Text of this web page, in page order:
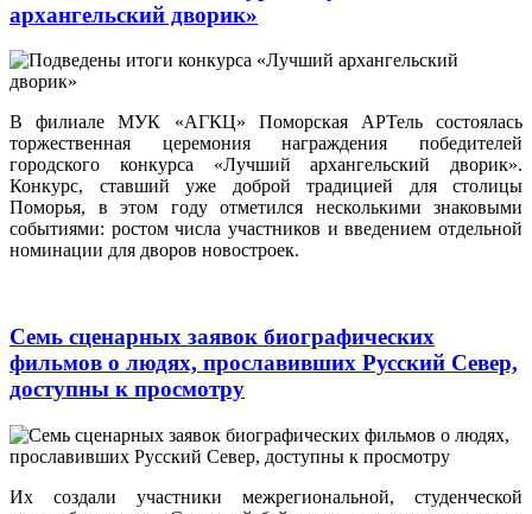
архангельский дворик»
В филиале МУК «АГКЦ» Поморская АРТель состоялась
торжественная церемония награждения победителей
городского конкурса «Лучший архангельский дворик».
Конкурс, ставший уже доброй традицией для столицы
Поморья, в этом году отметился несколькими знаковыми
событиями: ростом числа участников и введением отдельной
номинации для дворов новостроек.
Семь сценарных заявок биографических
фильмов о людях, прославивших Русский Север,
доступны к просмотру
Их создали участники межрегиональной, студенческой